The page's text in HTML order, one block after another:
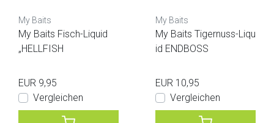
My Baits
My Baits Fisch-Liquid
„HELLFISH
EUR 9,95
Vergleichen
My Baits
My Baits Tigernuss-Liqu
id ENDBOSS
EUR 10,95
Vergleichen